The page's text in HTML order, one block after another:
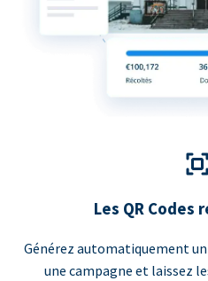
Les QR Codes
Générez automatiquement un
une campagne et laissez